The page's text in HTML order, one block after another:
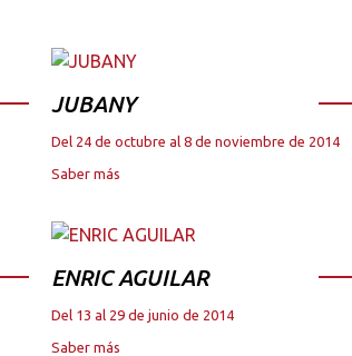
JUBANY
Del 24 de octubre al 8 de noviembre de 2014
Saber más
ENRIC AGUILAR
Del 13 al 29 de junio de 2014
Saber más